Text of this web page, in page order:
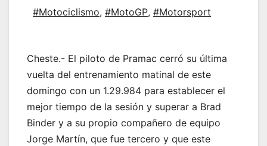
#Motociclismo, #MotoGP, #Motorsport
Cheste.- El piloto de Pramac cerró su última
vuelta del entrenamiento matinal de este
domingo con un 1.29.984 para establecer el
mejor tiempo de la sesión y superar a Brad
Binder y a su propio compañero de equipo
Jorge Martín, que fue tercero y que este